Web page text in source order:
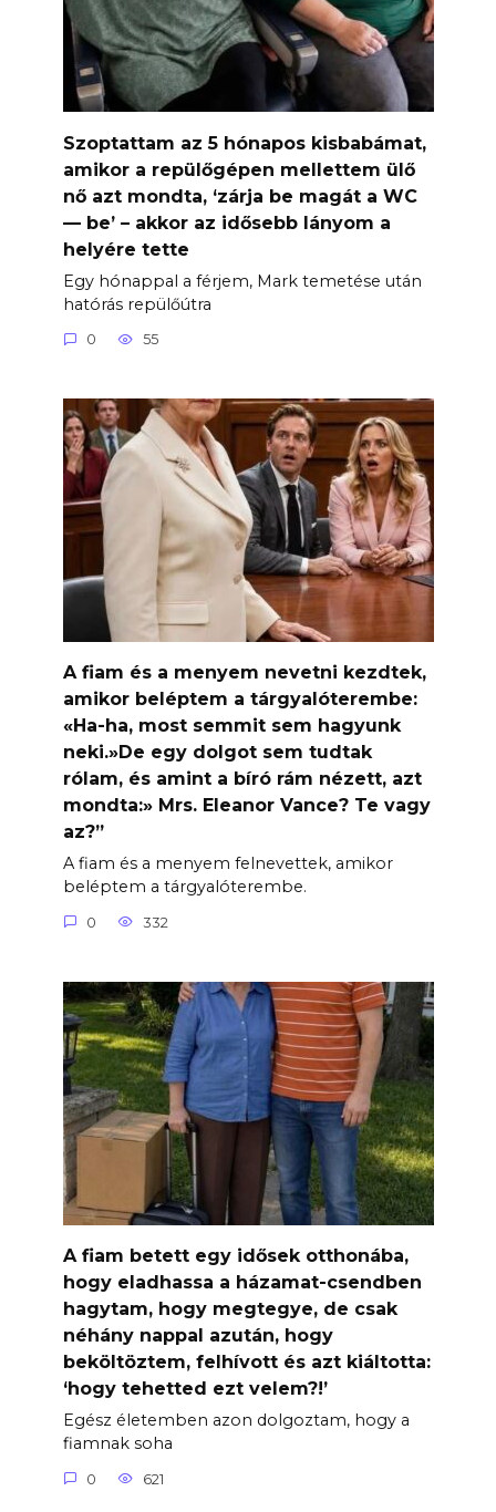
Szoptattam az 5 hónapos kisbabámat,
amikor a repülőgépen mellettem ülő
nő azt mondta, ‘zárja be magát a WC
— be’ – akkor az idősebb lányom a
helyére tette
Egy hónappal a férjem, Mark temetése után
hatórás repülőútra
0 55
A fiam és a menyem nevetni kezdtek,
amikor beléptem a tárgyalóterembe:
«Ha-ha, most semmit sem hagyunk
neki.»De egy dolgot sem tudtak
rólam, és amint a bíró rám nézett, azt
mondta:» Mrs. Eleanor Vance? Te vagy
az?”
A fiam és a menyem felnevettek, amikor
beléptem a tárgyalóterembe.
0 332
A fiam betett egy idősek otthonába,
hogy eladhassa a házamat-csendben
hagytam, hogy megtegye, de csak
néhány nappal azután, hogy
beköltöztem, felhívott és azt kiáltotta:
‘hogy tehetted ezt velem?!’
Egész életemben azon dolgoztam, hogy a
fiamnak soha
0 621